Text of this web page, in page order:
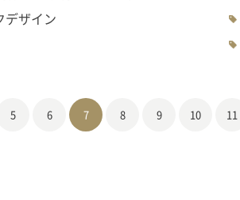
デザイン
5 6 7 8 9 10 11